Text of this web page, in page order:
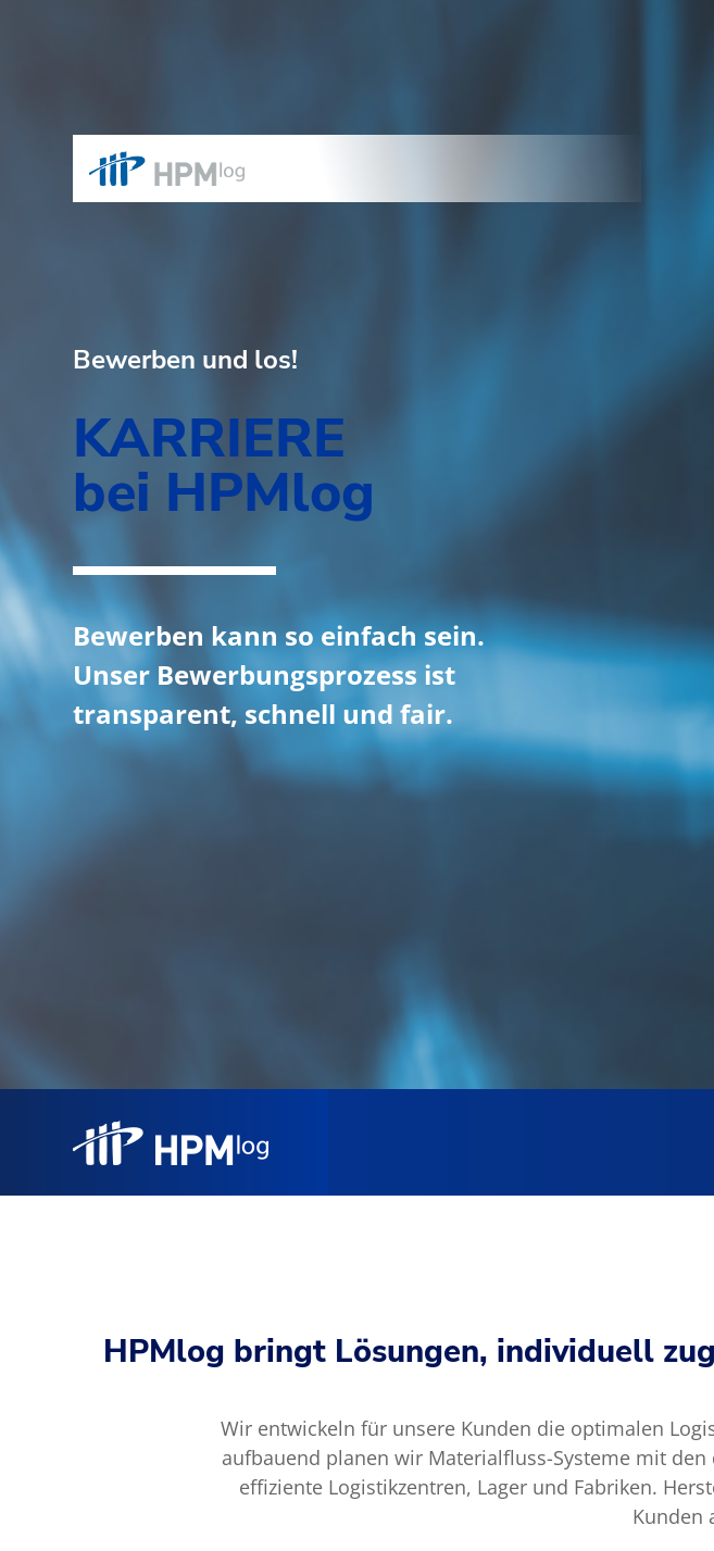
Bewerben und los!
KARRIERE
bei HPMlog
Bewerben kann so einfach sein.
Unser Bewerbungsprozess ist
transparent, schnell und fair.
HPMlog bringt Lösungen, individuell
Wir entwickeln für unsere Kunden die optimalen
aufbauend planen wir Materialfluss-Systeme mit
effiziente Logistikzentren, Lager und Fabriken.
Kunden